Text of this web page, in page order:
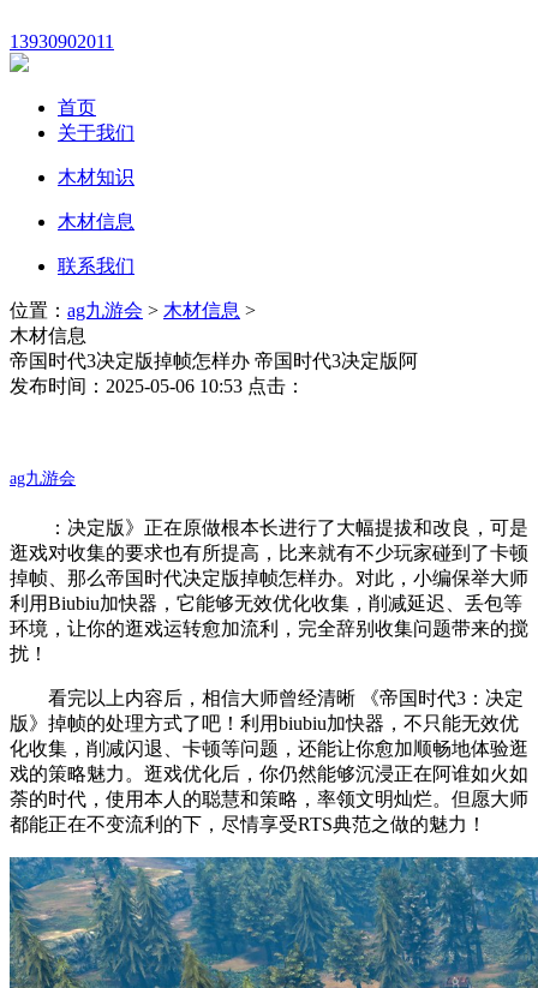
13930902011
首页
关于我们
木材知识
木材信息
联系我们
位置： ag九游会 > 木材信息 >
木材信息
帝国时代3决定版掉帧怎样办 帝国时代3决定版阿
发布时间：2025-05-06 10:53 点击：
ag九游会
：决定版》正在原做根本长进行了大幅提拔和改良，可是
逛戏对收集的要求也有所提高，比来就有不少玩家碰到了卡顿
掉帧、那么帝国时代决定版掉帧怎样办。对此，小编保举大师
利用Biubiu加快器，它能够无效优化收集，削减延迟、丢包等
环境，让你的逛戏运转愈加流利，完全辞别收集问题带来的搅
扰！
看完以上内容后，相信大师曾经清晰 《帝国时代3：决定
版》掉帧的处理方式了吧！利用biubiu加快器，不只能无效优
化收集，削减闪退、卡顿等问题，还能让你愈加顺畅地体验逛
戏的策略魅力。逛戏优化后，你仍然能够沉浸正在阿谁如火如
荼的时代，使用本人的聪慧和策略，率领文明灿烂。但愿大师
都能正在不变流利的下，尽情享受RTS典范之做的魅力！